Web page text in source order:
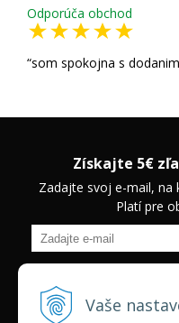
Vaše
Odporúča obchod
som spokojna s
Získajte 5€
Zadajte svoj e-mail, na
Platí pre
zľavách na vybrané produkty.
zákazníkov.